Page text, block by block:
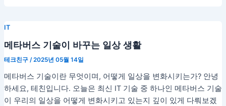
IT
메타버스 기술이 바꾸는 일상 생활
테크친구 /2025년 05월 14일
메타버스 기술이란 무엇이며, 어떻게 일상을 변화시키는가? 안녕
하세요, 테친입니다. 오늘은 최신 IT 기술 중 하나인 메타버스 기술
이 우리의 일상을 어떻게 변화시키고 있는지 깊이 있게 다뤄보겠